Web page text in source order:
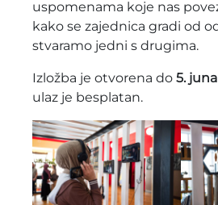
uspomenama koje nas
kako se zajednica gradi od
stvaramo jedni s drugima.
Izložba je otvorena do 5.
ulaz je besplatan.